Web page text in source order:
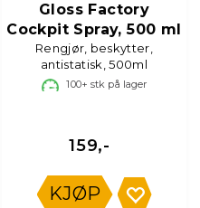
Gloss Factory
Cockpit Spray, 500 ml
Rengjør, beskytter,
antistatisk, 500ml
100+ stk på lager
159,-
KJØP